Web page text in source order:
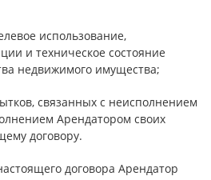
использование,
и техническое состояние
недвижимого имущества;
связанных с неисполнением
Арендатором своих
договору.
договора Арендатор